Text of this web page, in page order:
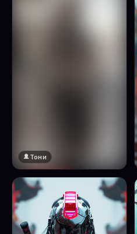
🔞 18+
Натисни за преглед
Тони